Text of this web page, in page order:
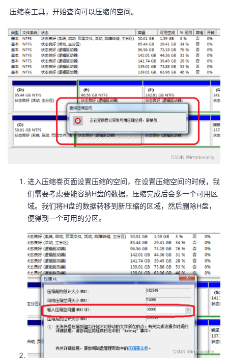
压缩卷工具，开始查询可以压缩的空间。
进入压缩卷页面设置压缩的空间，在设置压缩空间的时候，我
们需要考虑要能容纳H盘的数据，压缩完成后会多一个可用区
域。我们将H盘的数据转移到新压缩的区域，然后删除H盘，
便得到一个可用的分区。